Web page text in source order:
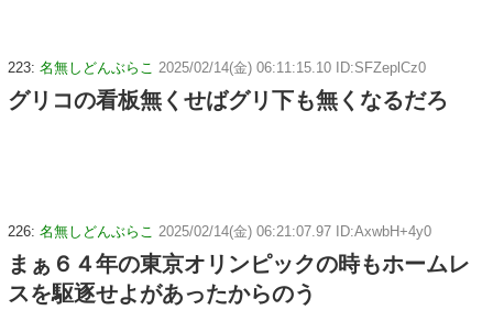
223: 名無しどんぶらこ 2025/02/14(金) 06:11:15.10 ID:SFZeplCz0
グリコの看板無くせばグリ下も無くなるだろ
226: 名無しどんぶらこ 2025/02/14(金) 06:21:07.97 ID:AxwbH+4y0
まぁ６４年の東京オリンピックの時もホームレ
スを駆逐せよがあったからのう